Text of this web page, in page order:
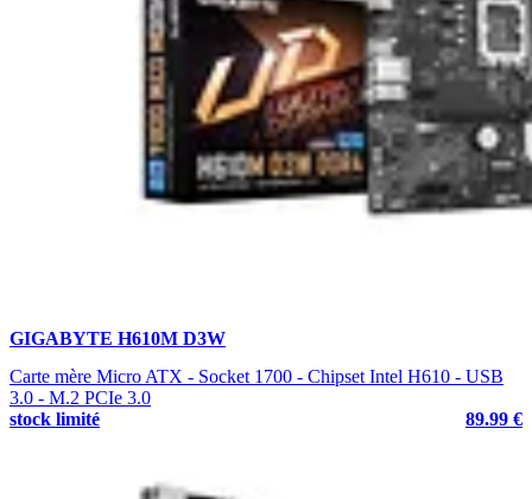
GIGABYTE H610M D3W
Carte mère Micro ATX - Socket 1700 - Chipset Intel H610 - USB
3.0 - M.2 PCIe 3.0
stock limité
89.99 €